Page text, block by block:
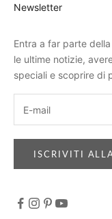
Newsletter
Entra a far parte
le ultime notizie,
speciali e scoprire di
ISCRIVITI